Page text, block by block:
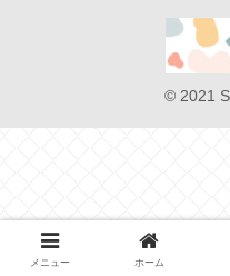
© 2021
メニュー ホーム